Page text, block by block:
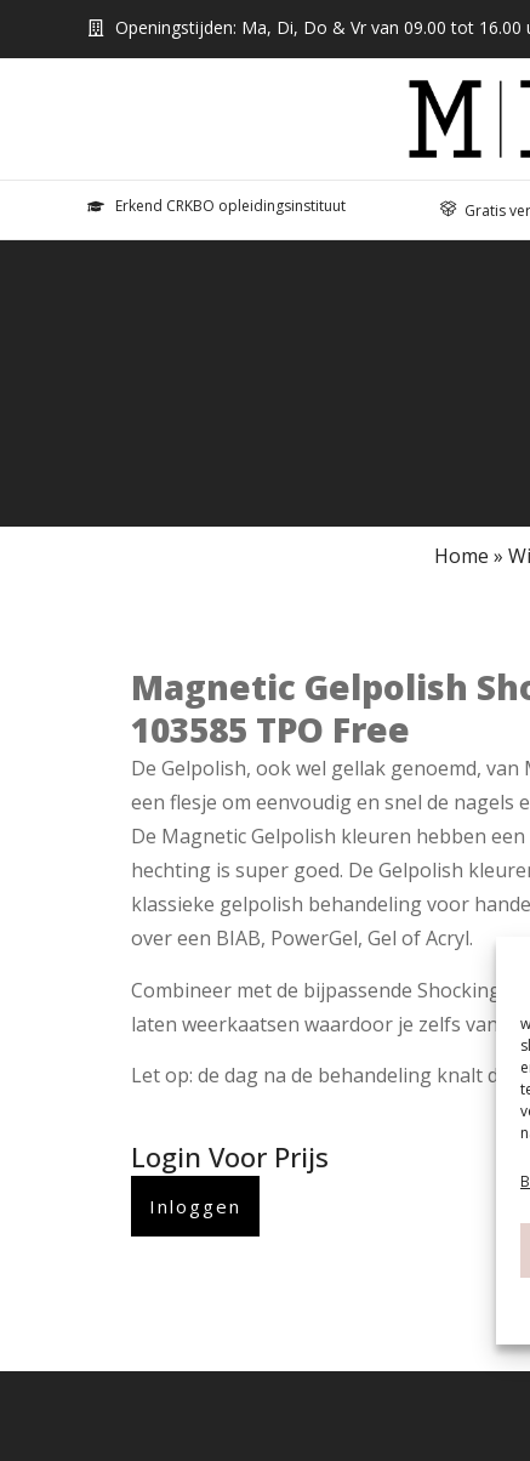
Openingstijden: Ma, Di, Do & Vr van 09.00 tot 16.00
Erkend CRKBO opleidingsinstituut Gratis
Home »
Magnetic Gelpolish
103585 TPO Free
De Gelpolish, ook wel gellak genoemd,
een flesje om eenvoudig en snel de nagels
De Magnetic Gelpolish kleuren hebben
hechting is super goed. De Gelpolish
klassieke gelpolish behandeling voor
over een BIAB, PowerGel, Gel of Acryl.
Combineer met de bijpassende Shocking
laten weerkaatsen waardoor je zelfs vanaf
Let op: de dag na de behandeling knalt de
Login Voor Prijs
Inloggen